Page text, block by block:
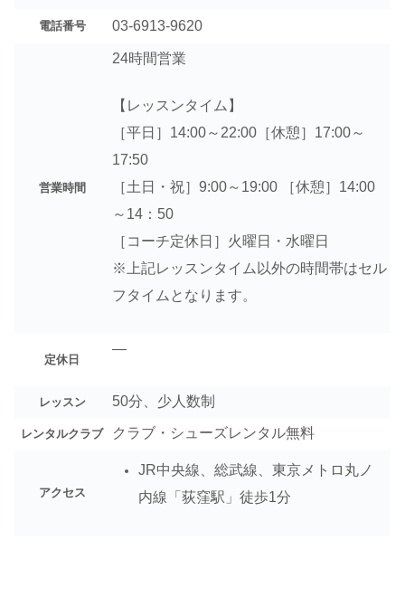
電話番号 03-6913-9620
営業時間
24時間営業
【レッスンタイム】
［平日］14:00～22:00［休憩］17:00～
17:50
［土日・祝］9:00～19:00 ［休憩］14:00
～14：50
［コーチ定休日］火曜日・水曜日
※上記レッスンタイム以外の時間帯はセル
フタイムとなります。
定休日
—
レッスン 50分、少人数制
レンタルクラブ クラブ・シューズレンタル無料
アクセス
JR中央線、総武線、東京メトロ丸ノ
内線「荻窪駅」徒歩1分